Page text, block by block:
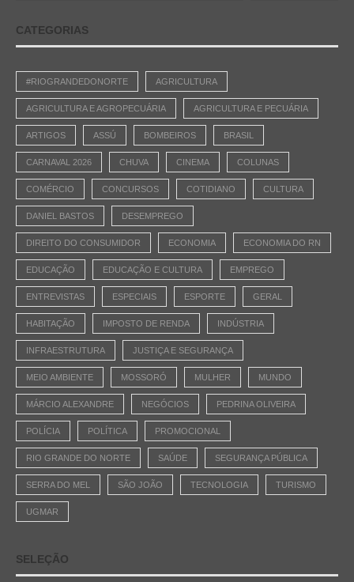
CATEGORIAS
#RIOGRANDEDONORTE AGRICULTURA
AGRICULTURA E AGROPECUÁRIA AGRICULTURA E PECUÁRIA
ARTIGOS ASSÚ BOMBEIROS BRASIL
CARNAVAL 2026 CHUVA CINEMA COLUNAS
COMÉRCIO CONCURSOS COTIDIANO CULTURA
DANIEL BASTOS DESEMPREGO
DIREITO DO CONSUMIDOR ECONOMIA ECONOMIA DO RN
EDUCAÇÃO EDUCAÇÃO E CULTURA EMPREGO
ENTREVISTAS ESPECIAIS ESPORTE GERAL
HABITAÇÃO IMPOSTO DE RENDA INDÚSTRIA
INFRAESTRUTURA JUSTIÇA E SEGURANÇA
MEIO AMBIENTE MOSSORÓ MULHER MUNDO
MÁRCIO ALEXANDRE NEGÓCIOS PEDRINA OLIVEIRA
POLÍCIA POLÍTICA PROMOCIONAL
RIO GRANDE DO NORTE SAÚDE SEGURANÇA PÚBLICA
SERRA DO MEL SÃO JOÃO TECNOLOGIA TURISMO
UGMAR
SELEÇÃO